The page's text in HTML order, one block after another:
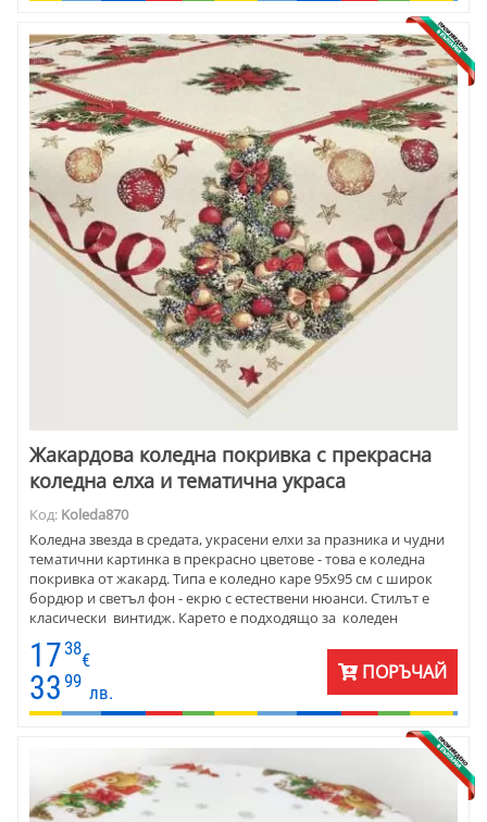
Жакардова коледна покривка с прекрасна
коледна елха и тематична украса
Код: Koleda870
Коледна звезда в средата, украсени елхи за празника и чудни
тематични картинка в прекрасно цветове - това е коледна
покривка от жакард. Типа е коледно каре 95х95 см с широк
бордюр и светъл фон - екрю с естествени нюанси. Стилът е
класически винтидж. Карето е подходящо за коледен
17 38
€
33 99
лв.
ПОРЪЧАЙ